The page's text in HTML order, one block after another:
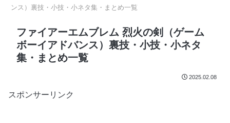
ンス）裏技・小技・小ネタ集・まとめ一覧
ファイアーエムブレム 烈火の剣（ゲーム
ボーイアドバンス）裏技・小技・小ネタ
集・まとめ一覧
2025.02.08
スポンサーリンク